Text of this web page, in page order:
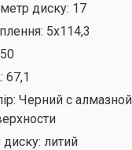
диску: 17
5х114,3
50
67,1
Черний с
диску: литий